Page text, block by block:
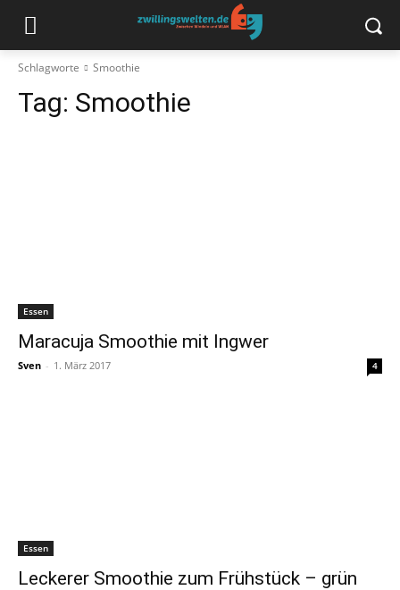
Schlagworte Smoothie
Tag: Smoothie
Essen
Maracuja Smoothie mit Ingwer
Sven - 1. März 2017 4
Essen
Leckerer Smoothie zum Frühstück – grün